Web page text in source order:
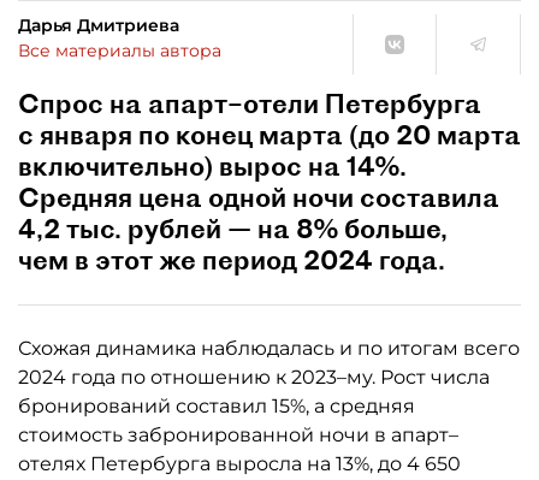
Дарья Дмитриева
Все материалы автора
Спрос на апарт–отели Петербурга
с января по конец марта (до 20 марта
включительно) вырос на 14%.
Средняя цена одной ночи составила
4,2 тыс. рублей — на 8% больше,
чем в этот же период 2024 года.
Схожая динамика наблюдалась и по итогам всего
2024 года по отношению к 2023–му. Рост числа
бронирований составил 15%, а средняя
стоимость забронированной ночи в апарт–
отелях Петербурга выросла на 13%, до 4 650